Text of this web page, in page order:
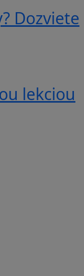
Dozviete
lekciou